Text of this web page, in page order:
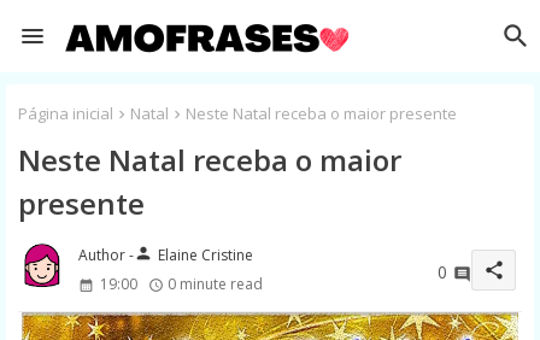
Página inicial Natal Neste Natal receba o maior presente
Neste Natal receba o maior
presente
person Elaine Cristine
19:00
0 minute read
0 share